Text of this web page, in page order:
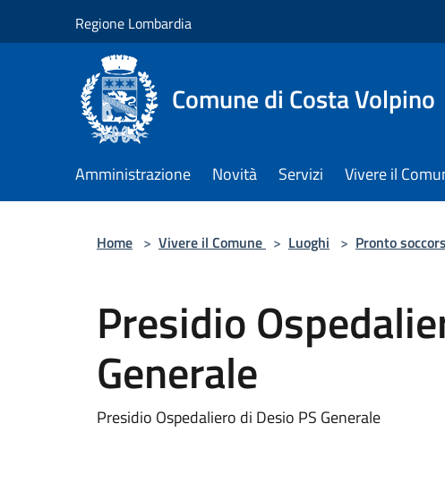
Regione Lombardia
Comune di Costa Volpino
Amministrazione Novità Servizi Vivere il
Home > Vivere il Comune > Luoghi > Pronto
Presidio
Generale
Presidio Ospedaliero di Desio PS Generale